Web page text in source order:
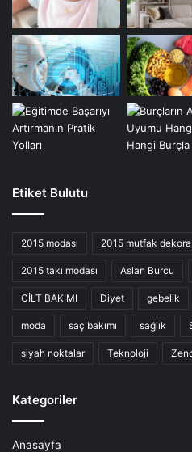
Etiket Bulutu
2015 modası 2015 mutfak
2015 takı modası Aslan Burcu
CİLT BAKIMI Diyet gebelik
moda saç bakımı sağlık
siyah noktalar Teknoloji
Kategoriler
Anasayfa